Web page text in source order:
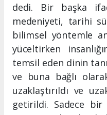
dedi. Bir başka
medeniyeti, tarihi
bilimsel yöntemle
yüceltirken
temsil eden dinin
ve buna bağlı
uzaklaştırıldı ve
getirildi. Sadece bir